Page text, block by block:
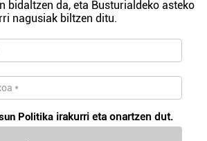
bidaltzen da, eta Busturialdeko asteko
nagusiak biltzen ditu.
Politika irakurri eta onartzen dut.